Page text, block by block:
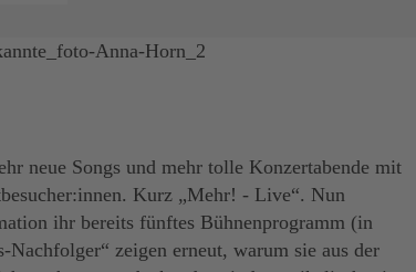
neue Songs und mehr tolle Konzertabende mit
Kurz „Mehr! - Live“. Nun
ihr bereits fünftes Bühnenprogramm (in
Nachfolger“ zeigen erneut, warum sie aus der